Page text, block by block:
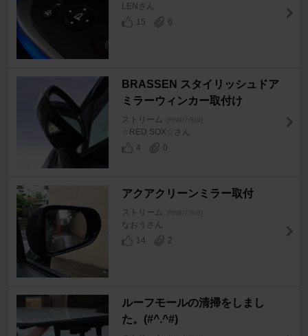
LENさん
15
6
BRASSEN スタイリッシュドア
ミラーウィンカー取付け
ストリーム [RN6/7/8/9]
☆RED SOX☆さん
4
0
アクアクリーンミラー取付
ストリーム [RN6/7/8/9]
なおうさん
14
2
ルーフモールの清掃をしまし
た。(#^.^#)